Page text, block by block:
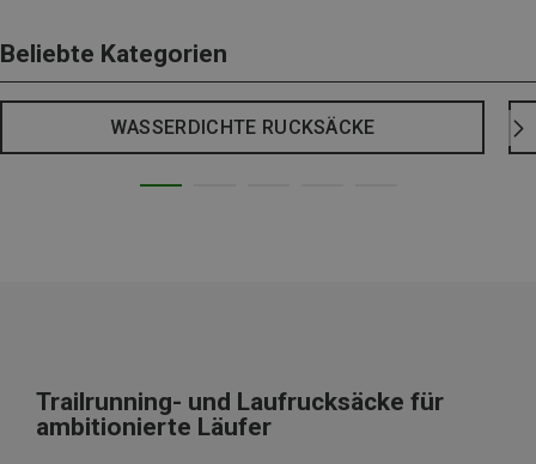
Beliebte Kategorien
WASSERDICHTE RUCKSÄCKE
Trailrunning- und Laufrucksäcke für
ambitionierte Läufer